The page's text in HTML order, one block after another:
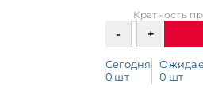
Кратность
Сегодня
0 шт
0 шт